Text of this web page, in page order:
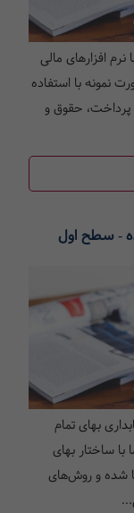
افزارهای مالی
نمونه با استفاده
پرداخت، حقوق و
- سطح اول
بهای تمام
ساختار بهای
شده و روش‌های